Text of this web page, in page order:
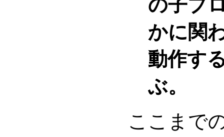
の子プ
かに関
動作す
ぶ。
ここまで